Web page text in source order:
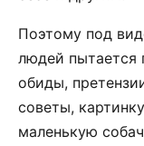
Поэтому под
людей пытается
обиды,
советы,
маленькую